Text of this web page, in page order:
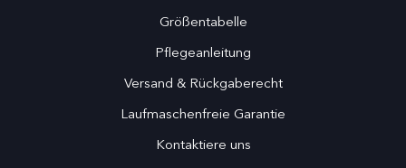
Größentabelle
Pflegeanleitung
Versand & Rückgaberecht
Laufmaschenfreie Garantie
Kontaktiere uns